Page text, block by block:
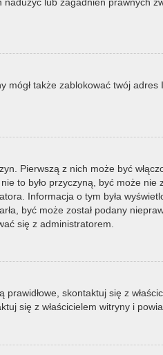
mógł także zablokować twój
Pierwszą z nich może być
to było przyczyną, być może
Informacja o tym była
być może został podany
się z administratorem.
skontaktuj się z
się z właścicielem witryny i